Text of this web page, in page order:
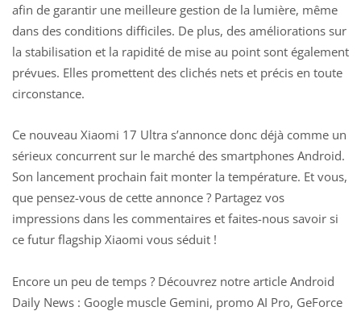
afin de garantir une meilleure gestion de la lumière, même
dans des conditions difficiles. De plus, des améliorations sur
la stabilisation et la rapidité de mise au point sont également
prévues. Elles promettent des clichés nets et précis en toute
circonstance.
Ce nouveau Xiaomi 17 Ultra s’annonce donc déjà comme un
sérieux concurrent sur le marché des smartphones Android.
Son lancement prochain fait monter la température. Et vous,
que pensez-vous de cette annonce ? Partagez vos
impressions dans les commentaires et faites-nous savoir si
ce futur flagship Xiaomi vous séduit !
Encore un peu de temps ? Découvrez notre article Android
Daily News : Google muscle Gemini, promo AI Pro, GeForce